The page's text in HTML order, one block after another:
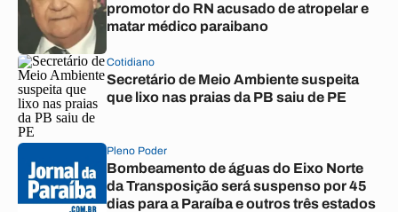
promotor do RN acusado de atropelar e
matar médico paraibano
Cotidiano
Secretário de Meio Ambiente suspeita
que lixo nas praias da PB saiu de PE
Pleno Poder
Bombeamento de águas do Eixo Norte
da Transposição será suspenso por 45
dias para a Paraíba e outros três estados